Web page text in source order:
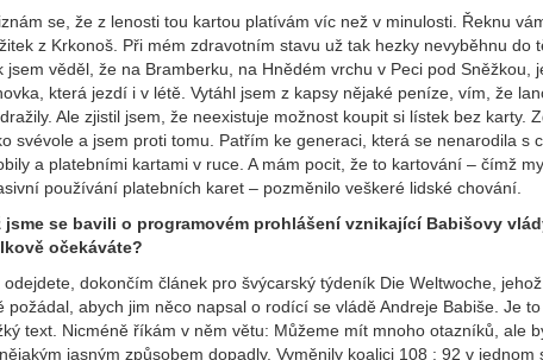
se, že z lenosti tou kartou platívám víc než v minulosti. Řeknu
z Krkonoš. Při mém zdravotním stavu už tak hezky nevyběhnu do
jsem věděl, že na Bramberku, na Hnědém vrchu v Peci pod Sněžkou,
která jezdí i v létě. Vytáhl jsem z kapsy nějaké peníze, vím, že
Ale zjistil jsem, že neexistuje možnost koupit si lístek bez karty.
svévole a jsem proti tomu. Patřím ke generaci, která se nenarodila s
a platebními kartami v ruce. A mám pocit, že to kartování – čímž
používání platebních karet – pozměnilo veškeré lidské chování.
jsme se bavili o programovém prohlášení vznikající Babišovy
očekáváte?
odejdete, dokončím článek pro švýcarský týdeník Die Weltwoche,
požádal, abych jim něco napsal o rodící se vládě Andreje Babiše. Je
text. Nicméně říkám v něm větu: Můžeme mít mnoho otazníků, ale
jasným způsobem dopadly. Vyměnily koalici 108 : 92 v jednom